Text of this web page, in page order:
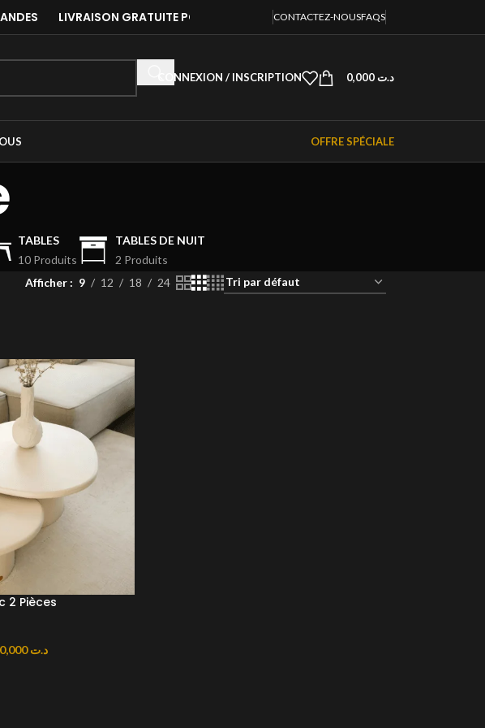
LIVRAISON GRATUITE POUR TOUTES LES COMMANDES
CONTACTEZ-NOUSFAQS
CONNEXION / INSCRIPTION د.ت
OFFRE SPÉCIALE
TABLES
10 Produits
TABLES DE NUIT
2 Produits
Afficher 9 12 18 24
2 Pièces
د.ت450,000